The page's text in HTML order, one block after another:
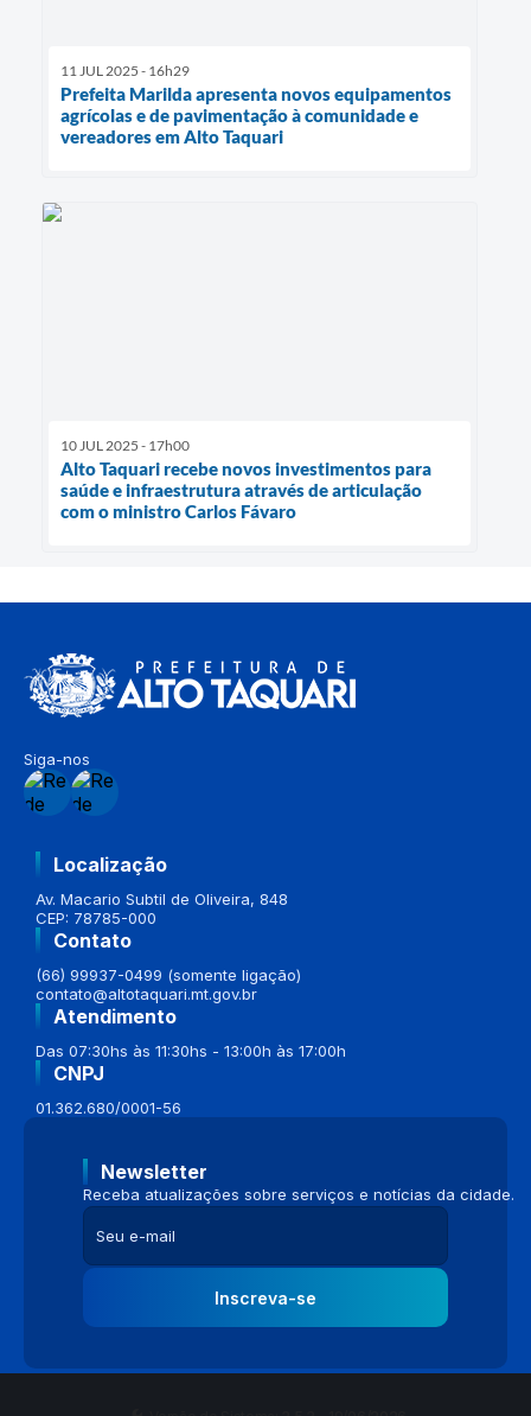
11 JUL 2025 - 16h29
Prefeita Marilda apresenta novos equipamentos
agrícolas e de pavimentação à comunidade e
vereadores em Alto Taquari
10 JUL 2025 - 17h00
Alto Taquari recebe novos investimentos para
saúde e infraestrutura através de articulação
com o ministro Carlos Fávaro
Siga-nos
Localização
Av. Macario Subtil de Oliveira, 848
CEP: 78785-000
Contato
(66) 99937-0499 (somente ligação)
contato@altotaquari.mt.gov.br
Atendimento
Das 07:30hs às 11:30hs - 13:00h às 17:00h
CNPJ
01.362.680/0001-56
Newsletter
Receba atualizações sobre serviços e notícias da cidade.
Inscreva-se